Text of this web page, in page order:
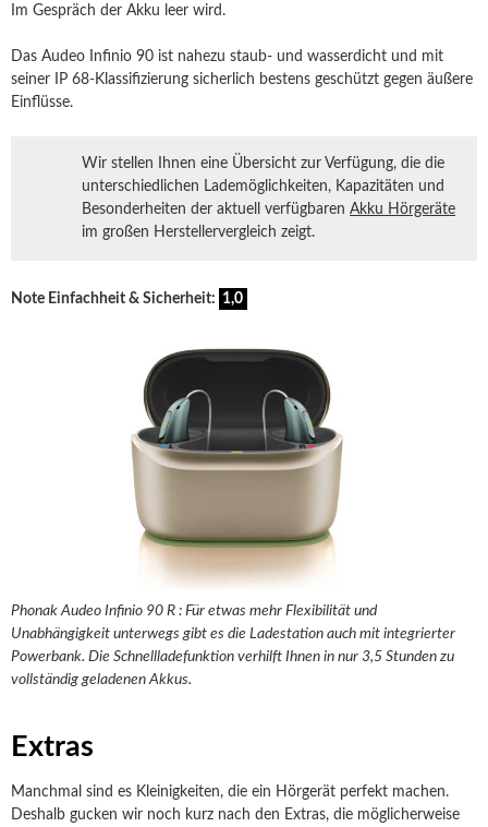
Im Gespräch der Akku leer wird.
Das Audeo Infinio 90 ist nahezu staub- und wasserdicht und mit
seiner IP 68-Klassifizierung sicherlich bestens geschützt gegen äußere
Einflüsse.
Wir stellen Ihnen eine Übersicht zur Verfügung, die die
unterschiedlichen Lademöglichkeiten, Kapazitäten und
Besonderheiten der aktuell verfügbaren Akku Hörgeräte
im großen Herstellervergleich zeigt.
Note Einfachheit & Sicherheit: 1,0
Phonak Audeo Infinio 90 R : Für etwas mehr Flexibilität und
Unabhängigkeit unterwegs gibt es die Ladestation auch mit integrierter
Powerbank. Die Schnellladefunktion verhilft Ihnen in nur 3,5 Stunden zu
vollständig geladenen Akkus.
Extras
Manchmal sind es Kleinigkeiten, die ein Hörgerät perfekt machen.
Deshalb gucken wir noch kurz nach den Extras, die möglicherweise